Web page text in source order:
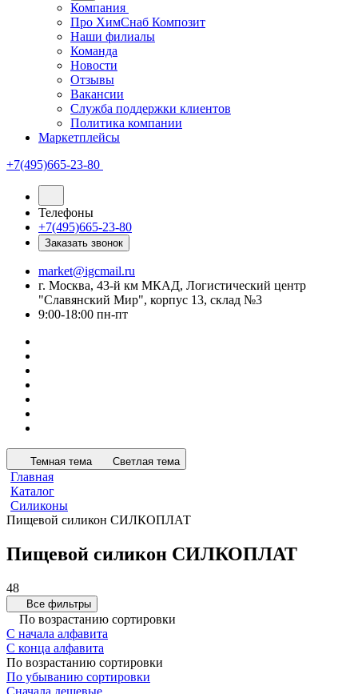
Компания
Про ХимСнаб Композит
Наши филиалы
Команда
Новости
Отзывы
Вакансии
Служба поддержки клиентов
Политика компании
Маркетплейсы
+7(495)665-23-80
Телефоны
+7(495)665-23-80
Заказать звонок
market@igcmail.ru
г. Москва, 43-й км МКАД, Логистический центр
"Славянский Мир", корпус 13, склад №3
9:00-18:00 пн-пт
Темная тема Светлая тема
Главная
Каталог
Силиконы
Пищевой силикон СИЛКОПЛАТ
Пищевой силикон СИЛКОПЛАТ
48
Все фильтры
По возрастанию сортировки
С начала алфавита
С конца алфавита
По возрастанию сортировки
По убыванию сортировки
Сначала дешевые